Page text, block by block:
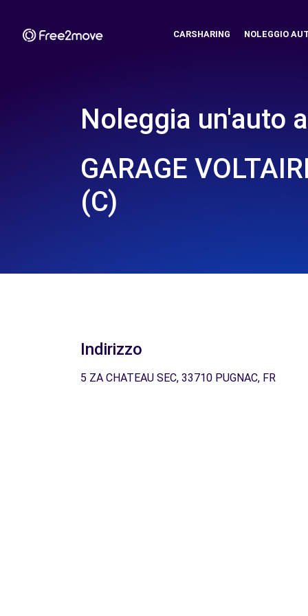
CARSHARING NOLEGGIO
Noleggia un'auto a
GARAGE
(C)
Indirizzo
5 ZA CHATEAU SEC, 33710 PUGNAC, FR